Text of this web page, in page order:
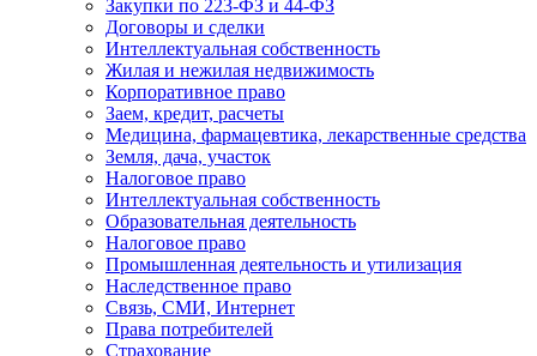
Закупки по 223-ФЗ и 44-ФЗ
Договоры и сделки
Интеллектуальная собственность
Жилая и нежилая недвижимость
Корпоративное право
Заем, кредит, расчеты
Медицина, фармацевтика, лекарственные средства
Земля, дача, участок
Налоговое право
Интеллектуальная собственность
Образовательная деятельность
Налоговое право
Промышленная деятельность и утилизация
Наследственное право
Связь, СМИ, Интернет
Права потребителей
Страхование